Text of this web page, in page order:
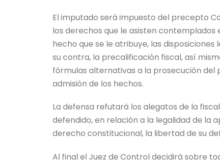
El imputado será impuesto del precepto
los derechos que le asisten contemplados
hecho que se le atribuye, las
su contra, la precalificación fiscal, así
fórmulas alternativas a la prosecución
admisión de los hechos.
La defensa refutará los alegatos de la
defendido, en relación a la legalidad de la
derecho constitucional, la libertad de su
Al final el Juez de Control decidirá sobre